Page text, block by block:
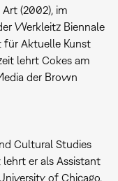
(2002), im
Werkleitz Biennale
für Aktuelle Kunst
lehrt Cokes am
der Brown
Cultural Studies
lehrt er als Assistant
of Chicago.